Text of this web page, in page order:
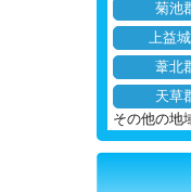
菊池
上益
葦北
天草
その他の地